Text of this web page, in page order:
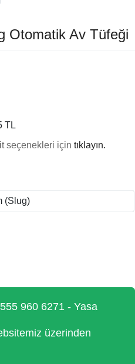
Otomatik Av Tüfeği
TL
seçenekleri için tıklayın.
(Slug)
960 6271 - Yasa
üzerinden